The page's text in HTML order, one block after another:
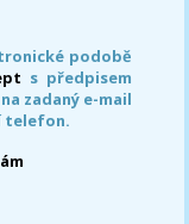
podobě
s předpisem
zadaný e-mail
telefon.